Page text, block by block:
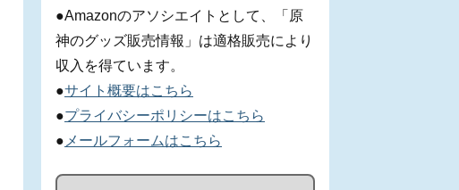
●Amazonのアソシエイトとして、「原
神のグッズ販売情報」は適格販売により
収入を得ています。
●サイト概要はこちら
●プライバシーポリシーはこちら
● メールフォームはこちら